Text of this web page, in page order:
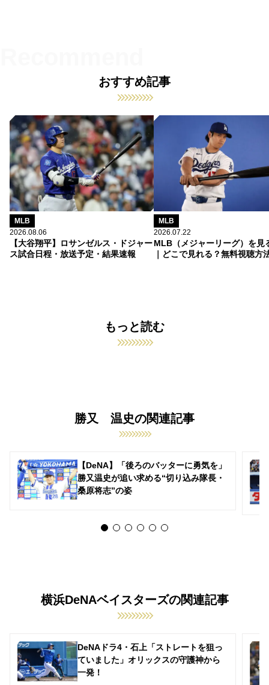
おすすめ記事
MLB
2026.08.06
【大谷翔平】ロサンゼルス・ドジャー
ス試合日程・放送予定・結果速報
MLB
2026.07.22
MLB（メジャーリーグ）を見
｜どこで見れる？無料視聴方
もっと読む
勝又 温史の関連記事
【DeNA】「後ろのバッターに勇気を」
勝又温史が追い求める“切り込み隊長・
桑原将志”の姿
横浜DeNAベイスターズの関連記事
DeNAドラ4・石上「ストレートを狙っ
ていました」オリックスの守護神から
一発！